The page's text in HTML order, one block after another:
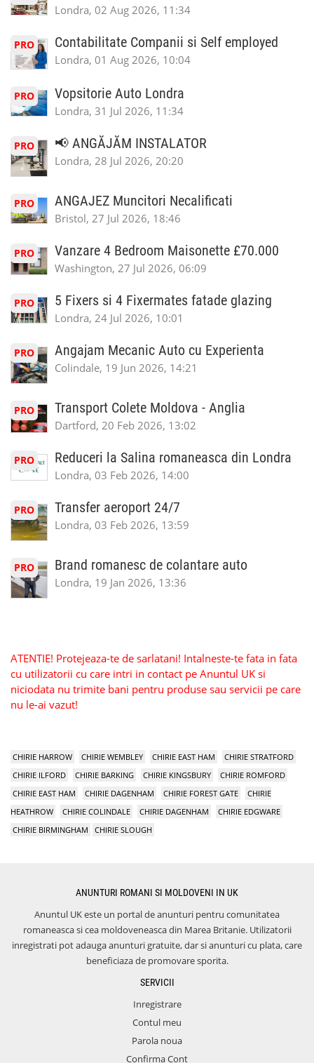
Londra, 02 Aug 2026, 11:34
PRO Contabilitate Companii si Self employed
Londra, 01 Aug 2026, 10:04
PRO Vopsitorie Auto Londra
Londra, 31 Jul 2026, 11:34
PRO 📢 ANGĂJĂM INSTALATOR
Londra, 28 Jul 2026, 20:20
PRO ANGAJEZ Muncitori Necalificati
Bristol, 27 Jul 2026, 18:46
PRO Vanzare 4 Bedroom Maisonette £70.000
Washington, 27 Jul 2026, 06:09
PRO 5 Fixers si 4 Fixermates fatade glazing
Londra, 24 Jul 2026, 10:01
PRO Angajam Mecanic Auto cu Experienta
Colindale, 19 Jun 2026, 14:21
PRO Transport Colete Moldova - Anglia
Dartford, 20 Feb 2026, 13:02
PRO Reduceri la Salina romaneasca din Londra
Londra, 03 Feb 2026, 14:00
PRO Transfer aeroport 24/7
Londra, 03 Feb 2026, 13:59
PRO Brand romanesc de colantare auto
Londra, 19 Jan 2026, 13:36
ATENTIE! Protejeaza-te de sarlatani! Intalneste-te fata in fata
cu utilizatorii cu care intri in contact pe Anuntul UK si
niciodata nu trimite bani pentru produse sau servicii pe care
nu le-ai vazut!
CHIRIE HARROW CHIRIE WEMBLEY CHIRIE EAST HAM
CHIRIE STRATFORD
CHIRIE ILFORD
CHIRIE BARKING CHIRIE KINGSBURY
CHIRIE ROMFORD
CHIRIE EAST HAM
CHIRIE DAGENHAM CHIRIE FOREST GATE
CHIRIE
HEATHROW
CHIRIE COLINDALE CHIRIE DAGENHAM
CHIRIE EDGWARE
CHIRIE BIRMINGHAM
CHIRIE SLOUGH
ANUNTURI ROMANI SI MOLDOVENI IN UK
Anuntul UK este un portal de anunturi pentru comunitatea
romaneasca si cea moldoveneasca din Marea Britanie. Utilizatorii
inregistrati pot adauga anunturi gratuite, dar si anunturi cu plata, care
beneficiaza de promovare sporita.
SERVICII
Inregistrare
Contul meu
Parola noua
Confirma Cont